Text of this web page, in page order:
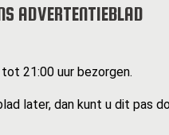
ADVERTENTIEBLAD
21:00 uur bezorgen.
later, dan kunt u dit pas